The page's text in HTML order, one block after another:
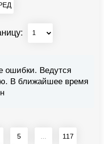
ошибки. Ведутся
В ближайшее время
5 117